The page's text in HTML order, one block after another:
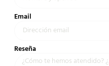
Email
Reseña